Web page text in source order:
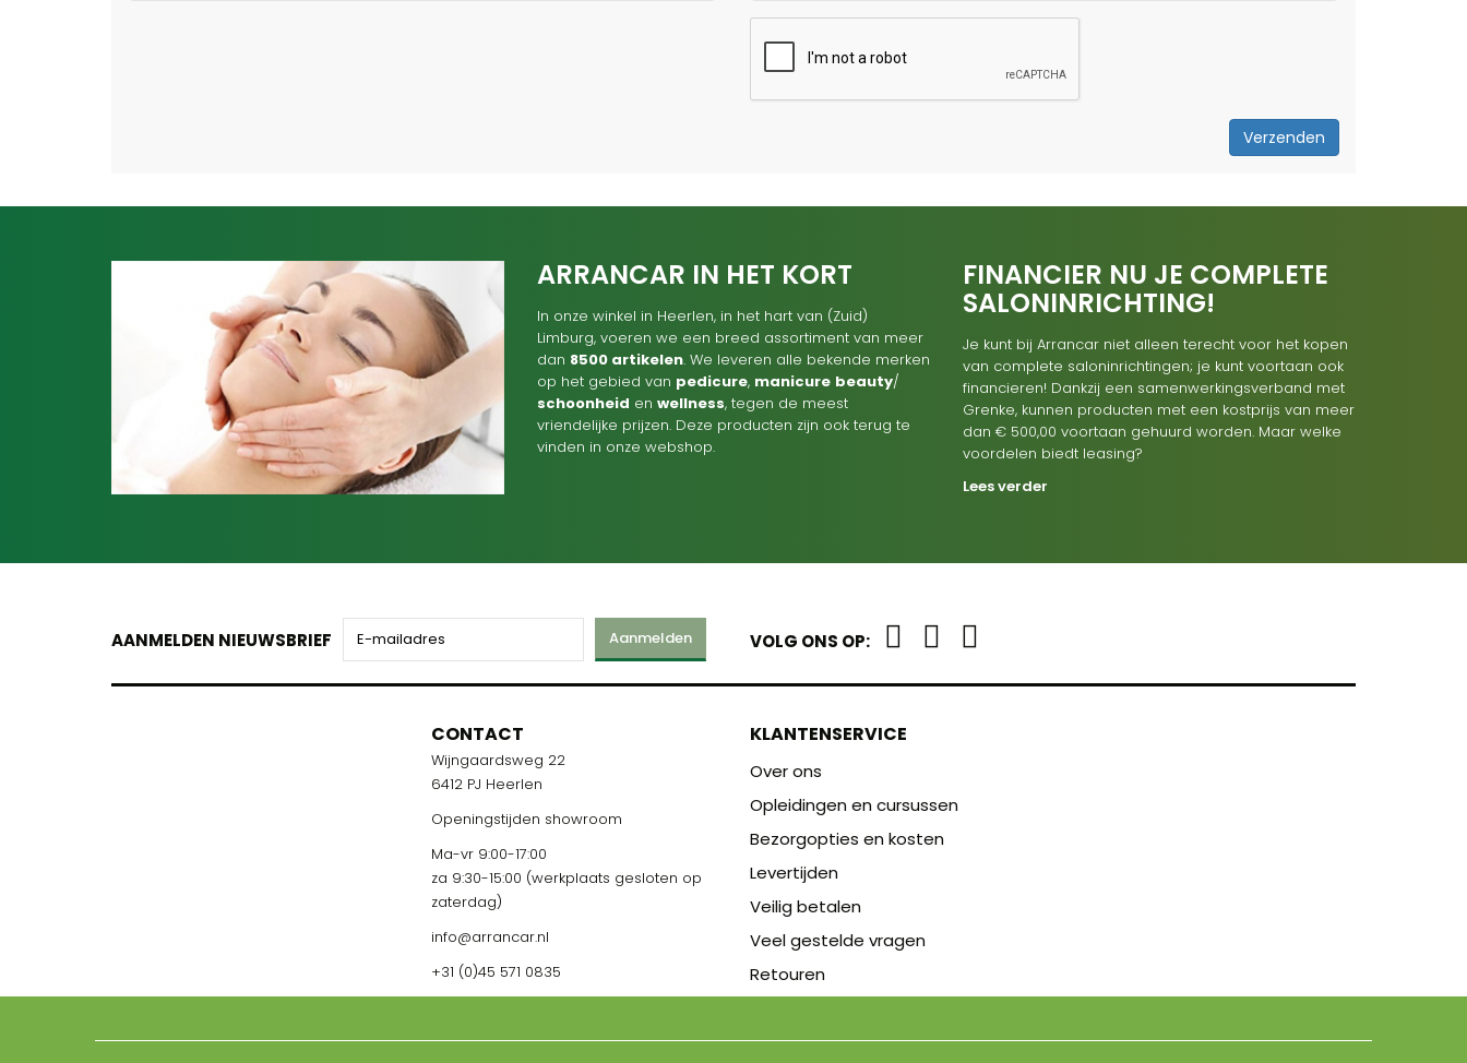
Verzenden
ARRANCAR IN HET KORT
In onze winkel in Heerlen, in het hart van (Zuid)
Limburg, voeren we een breed assortiment van meer
dan 8500 artikelen. We leveren alle bekende merken
op het gebied van pedicure, manicure beauty/
schoonheid en wellness, tegen de meest
vriendelijke prijzen. Deze producten zijn ook terug te
vinden in onze webshop.
FINANCIER NU JE COMPLETE
SALONINRICHTING!
Je kunt bij Arrancar niet alleen terecht voor het kopen
van complete saloninrichtingen; je kunt voortaan ook
financieren! Dankzij een samenwerkingsverband met
Grenke, kunnen producten met een kostprijs van meer
dan € 500,00 voortaan gehuurd worden. Maar welke
voordelen biedt leasing?
Lees verder
AANMELDEN NIEUWSBRIEF Aanmelden VOLG ONS OP:
CONTACT
Wijngaardsweg 22
6412 PJ Heerlen
Openingstijden showroom
Ma-vr 9:00-17:00
za 9:30-15:00 (werkplaats gesloten op
zaterdag)
info@arrancar.nl
+31 (0)45 571 0835
KLANTENSERVICE
Over ons
Opleidingen en cursussen
Bezorgopties en kosten
Levertijden
Veilig betalen
Veel gestelde vragen
Retouren